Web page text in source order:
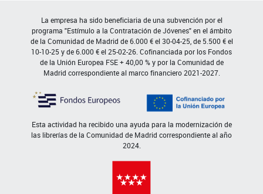
La empresa ha sido beneficiaria de una subvención por el
programa "Estímulo a la Contratación de Jóvenes" en el ámbito
de la Comunidad de Madrid de 6.000 € el 30-04-25, de 5.500 € el
10-10-25 y de 6.000 € el 25-02-26. Cofinanciada por los Fondos
de la Unión Europea FSE + 40,00 % y por la Comunidad de
Madrid correspondiente al marco financiero 2021-2027.
Esta actividad ha recibido una ayuda para la modernización de
las librerías de la Comunidad de Madrid correspondiente al año
2024.